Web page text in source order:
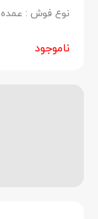
نوع فوش : عمده فروشی
ناموجود